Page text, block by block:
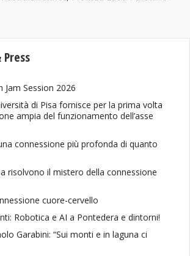
Jam Session 2026
di Pisa fornisce per la prima volta
ampia del funzionamento dell’asse
connessione più profonda di quanto
risolvono il mistero della connessione
cuore-cervello
Robotica e AI a Pontedera e dintorni!
Garabini: “Sui monti e in laguna ci